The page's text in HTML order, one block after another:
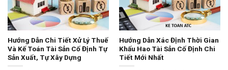
Hướng Dẫn Chi Tiết Xử Lý Thuế
Và Kế Toán Tài Sản Cố Định Tự
Sản Xuất, Tự Xây Dựng
Hướng Dẫn Xác Định Thời Gian
Khấu Hao Tài Sản Cố Định Chi
Tiết Mới Nhất